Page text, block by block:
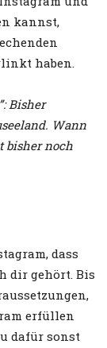
kannst,
haben.
Bisher
Wann
bisher noch
dass
dir gehört. Bis
erfüllen
dafür sonst